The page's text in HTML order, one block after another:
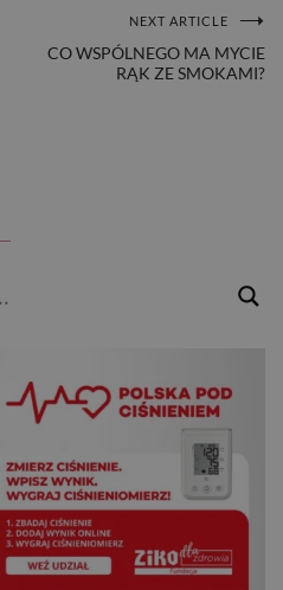
NEXT ARTICLE
CO WSPÓLNEGO MA MYCIE
RĄK ZE SMOKAMI?